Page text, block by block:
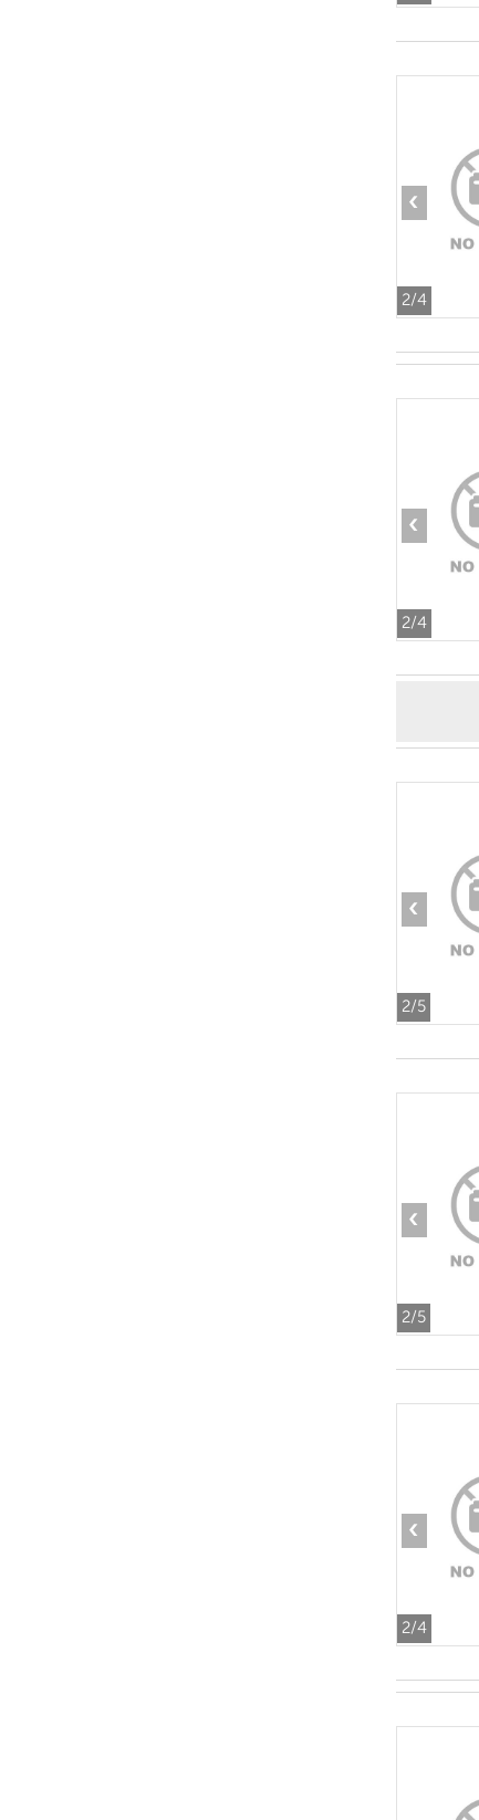
2/4
‹
2/4
‹
2/5
‹
2/5
‹
2/4
‹